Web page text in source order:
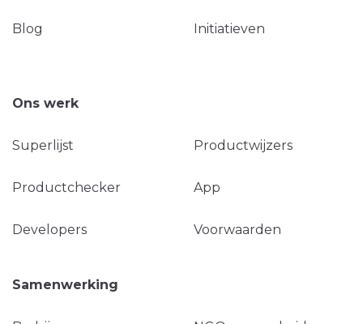
Blog Initiatieven
Ons werk
Superlijst Productwijzers
Productchecker App
Developers Voorwaarden
Samenwerking